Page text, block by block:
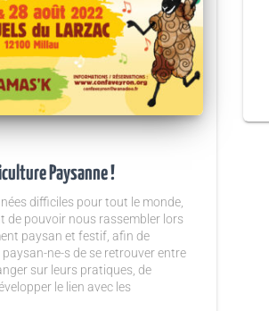
Paysanne !
difficiles pour tout le monde,
de pouvoir nous rassembler lors
paysan et festif, afin de
ne-s de se retrouver entre
sur leurs pratiques, de
le lien avec les